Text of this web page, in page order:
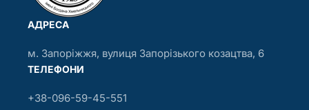
АДРЕСА
м. Запоріжжя, вулиця Запорізького козацтва, 6
ТЕЛЕФОНИ
+38-096-59-45-551